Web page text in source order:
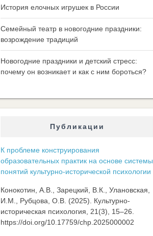
История елочных игрушек в России
Семейный театр в новогодние праздники:
возрождение традиций
Новогодние праздники и детский стресс:
почему он возникает и как с ним бороться?
Публикации
К проблеме конструирования
образовательных практик на основе системы
понятий культурно-исторической психологии
Конокотин, А.В., Зарецкий, В.К., Улановская,
И.М., Рубцова, О.В. (2025). Культурно-
историческая психология, 21(3), 15–26.
https://doi.org/10.17759/chp.2025000002